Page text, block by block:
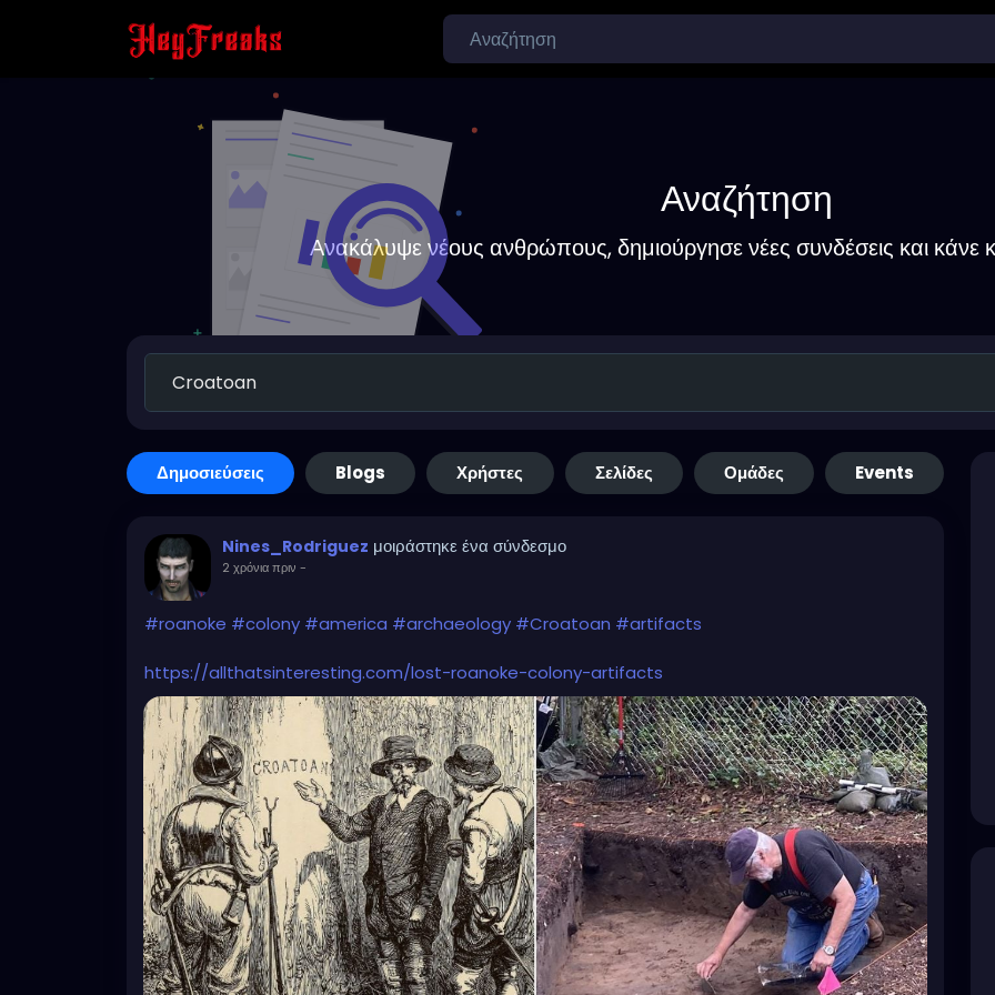
Αναζήτηση
Ανακάλυψε νέους ανθρώπους, δημιούργησε νέες συνδέσεις και κάνε
Δημοσιεύσεις Blogs Χρήστες Σελίδες Ομάδες Events
Nines_Rodriguez μοιράστηκε ένα σύνδεσμο
2 χρόνια πριν -
#roanoke #colony #america #archaeology #Croatoan #artifacts
https://allthatsinteresting.com/lost-roanoke-colony-artifacts